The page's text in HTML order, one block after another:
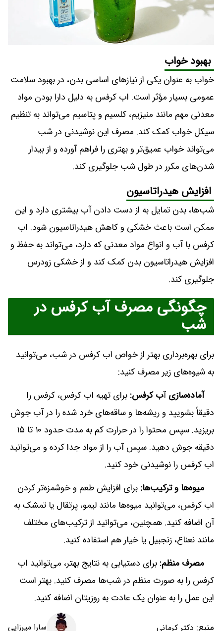
بهبود خواب
خواب به عنوان یکی از نیازهای اساسی بدن، در بهبود سلامت
عمومی بسیار مؤثر است. اب کرفس به دلیل دارا بودن مواد
معدنی مهم مانند منیزیم، کلسیم و پتاسیم می‌تواند به تنظیم
سیکل خواب کمک کند. مصرف این نوشیدنی در شب
می‌تواند خواب عمیق‌تر و بهتری را فراهم آورده و از بیدار
شدن‌های مکرر در طول شب جلوگیری کند.
افزایش هیدراتاسیون
شب‌ها، بدن تمایل به از دست دادن آب بیشتری دارد و این
ممکن است باعث خشکی و کاهش هیدراتاسیون شود. اب
کرفس با آب و انواع مواد معدنی که دارد، می‌تواند به حفظ و
افزایش هیدراتاسیون بدن کمک کند و از خشکی زودرس
جلوگیری کند.
چگونگی مصرف آب کرفس در
شب
برای بهره‌برداری بهتر از خواص اب کرفس در شب، می‌توانید
به شیوه‌های زیر مصرف کنید:
آماده‌سازیآب کرفس: برای تهیه اب کرفس، کرفس را
دقیقاً بشویید و ریشه‌ها و ساقه‌های خرد شده را در آب جوش
بریزید. سپس محتوا را در حرارت کم به مدت حدود ۱۰ تا ۱۵
دقیقه جوش دهید. سپس آب را از مواد جدا کرده و می‌توانید
اب کرفس را نوشیدنی خود کنید.
میوه‌ها و ترکیب‌ها: برای افزایش طعم و خوشمزه‌تر کردن
اب کرفس، می‌توانید میوه‌ها مانند لیمو، پرتقال یا تمشک به
آن اضافه کنید. همچنین، می‌توانید از ترکیب‌های مختلف
مانند نعناع، زنجبیل یا خیار هم استفاده کنید.
مصرف منظم: برای دستیابی به نتایج بهتر، می‌توانید اب
کرفس را به صورت منظم در شب‌ها مصرف کنید. بهتر است
این عمل را به عنوان یک عادت به روزیتان اضافه کنید.
منبع: دکتر کرمانی سارا میرزایی